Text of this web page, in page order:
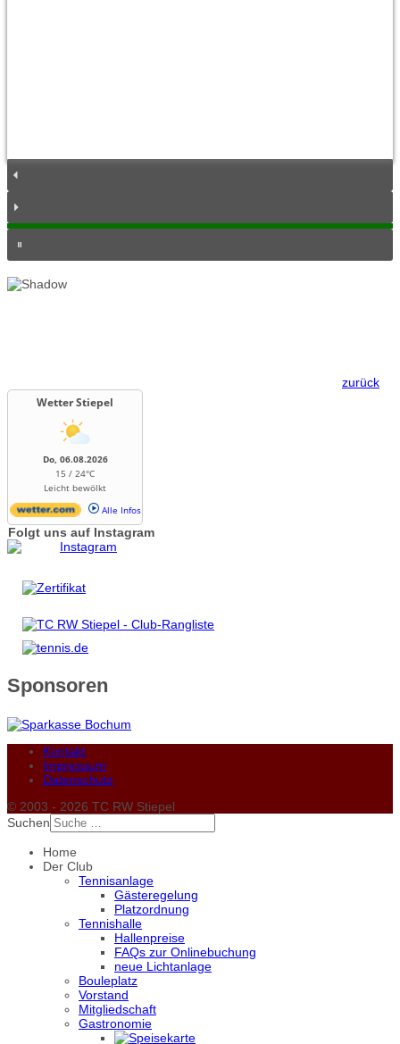
zurück
Wetter Stiepel
Do, 06.08.2026
15 / 24°C
Leicht bewölkt
Alle Infos
Folgt uns auf Instagram
Sponsoren
Kontakt
Impressum
Datenschutz
© 2003 - 2026 TC RW Stiepel
Suchen
Home
Der Club
Tennisanlage
Gästeregelung
Platzordnung
Tennishalle
Hallenpreise
FAQs zur Onlinebuchung
neue Lichtanlage
Bouleplatz
Vorstand
Mitgliedschaft
Gastronomie